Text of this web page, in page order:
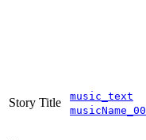
Story Title
music_text